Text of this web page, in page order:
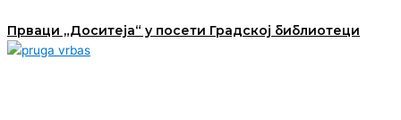
Прваци „Доситеја“ у посети Градској библиотеци